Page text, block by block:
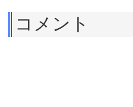
コメント